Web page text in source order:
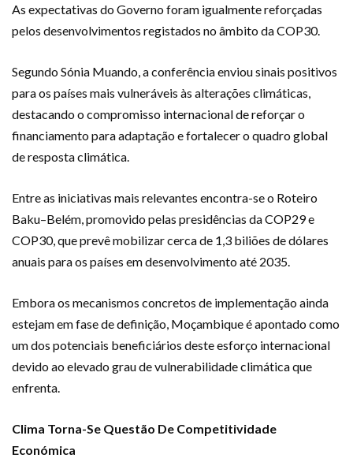
As expectativas do Governo foram igualmente reforçadas
pelos desenvolvimentos registados no âmbito da COP30.
Segundo Sónia Muando, a conferência enviou sinais positivos
para os países mais vulneráveis às alterações climáticas,
destacando o compromisso internacional de reforçar o
financiamento para adaptação e fortalecer o quadro global
de resposta climática.
Entre as iniciativas mais relevantes encontra-se o Roteiro
Baku–Belém, promovido pelas presidências da COP29 e
COP30, que prevê mobilizar cerca de 1,3 biliões de dólares
anuais para os países em desenvolvimento até 2035.
Embora os mecanismos concretos de implementação ainda
estejam em fase de definição, Moçambique é apontado como
um dos potenciais beneficiários deste esforço internacional
devido ao elevado grau de vulnerabilidade climática que
enfrenta.
Clima Torna-Se Questão De Competitividade
Económica